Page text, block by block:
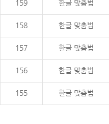
159 한글 맞춤법
158 한글 맞춤법
157 한글 맞춤법
156 한글 맞춤법
155 한글 맞춤법